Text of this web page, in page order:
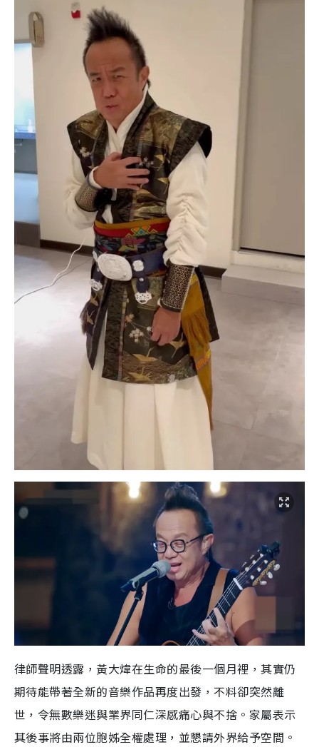
律師聲明透露，黃大煒在生命的最後一個月裡，其實仍
期待能帶著全新的音樂作品再度出發，不料卻突然離
世，令無數樂迷與業界同仁深感痛心與不捨。家屬表示
其後事將由兩位胞姊全權處理，並懇請外界給予空間。